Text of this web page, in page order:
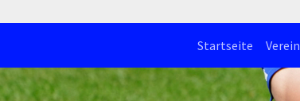
Startseite Verein